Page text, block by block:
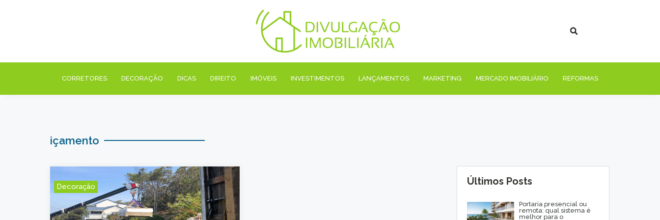
CORRETORES DECORAÇÃO DICAS DIREITO IMÓVEIS INVESTIMENTOS LANÇAMENTOS MARKETING MERCADO IMOBILIÁRIO REFORMAS
içamento
Decoração Últimos Posts
Portaria presencial ou
remota: qual sistema é
melhor para o